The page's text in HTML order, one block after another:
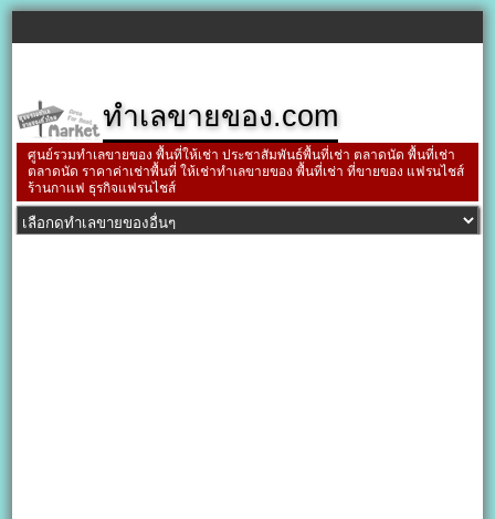
ทำเลขายของ.com
ศูนย์รวมทำเลขายของ พื้นที่ให้เช่า ประชาสัมพันธ์พื้นที่เช่า ตลาดนัด พื้นที่เช่า
ตลาดนัด ราคาค่าเช่าพื้นที่ ให้เช่าทำเลขายของ พื้นที่เช่า ที่ขายของ แฟรนไชส์
ร้านกาแฟ ธุรกิจแฟรนไชส์